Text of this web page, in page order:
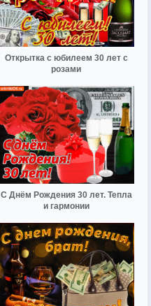
Открытка с юбилеем 30 лет с
розами
С Днём Рождения 30 лет. Тепла
и гармонии